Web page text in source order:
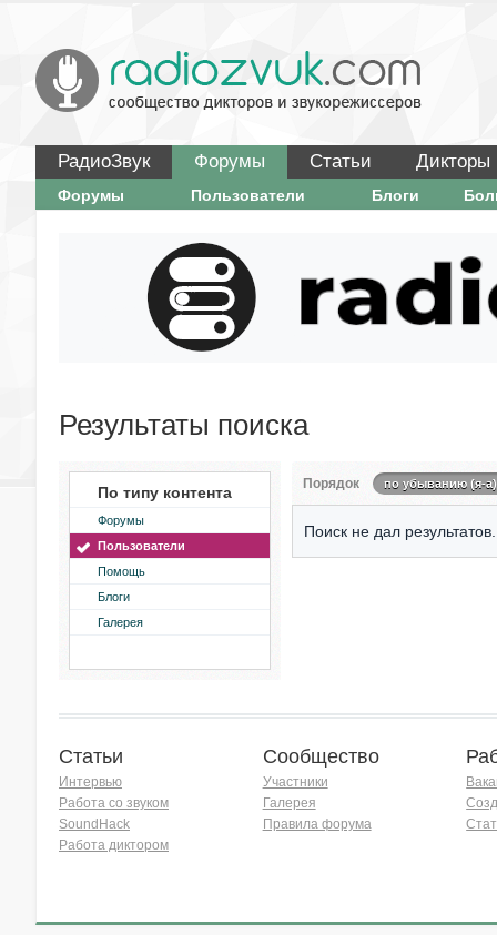
РадиоЗвук Форумы Статьи Дикторы
Форумы Пользователи Блоги
Результаты поиска
По типу контента
Форумы
Пользователи
Помощь
Блоги
Галерея
Порядок по убыванию (я-а)
Поиск не дал результатов.
Статьи
Интервью
Работа со звуком
SoundHack
Работа диктором
Сообщество
Участники
Галерея
Правила форума